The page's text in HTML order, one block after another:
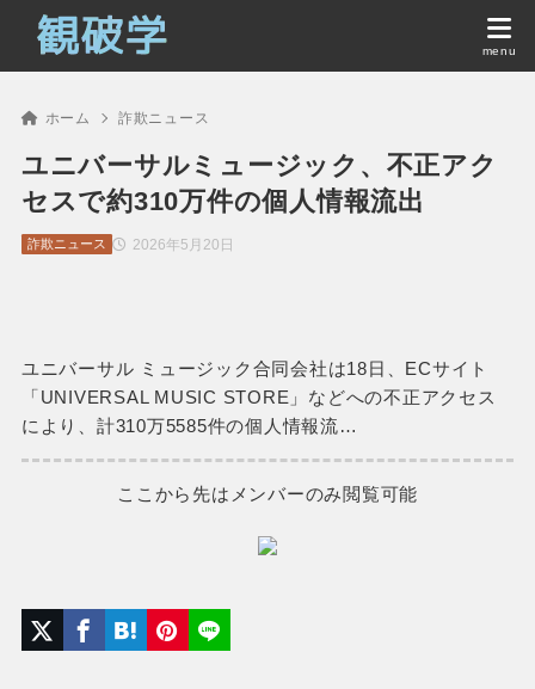
ホーム 詐欺ニュース
ユニバーサルミュージック、不正アク
セスで約310万件の個人情報流出
2026年5月20日
詐欺ニュース
ユニバーサル ミュージック合同会社は18日、ECサイト
「UNIVERSAL MUSIC STORE」などへの不正アクセス
により、計310万5585件の個人情報流…
ここから先はメンバーのみ閲覧可能